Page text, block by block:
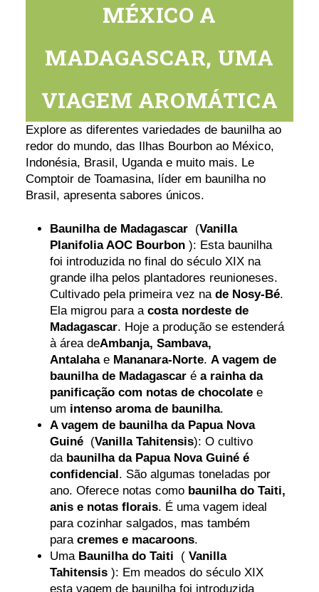
MÉXICO A
MADAGASCAR, UMA
VIAGEM AROMÁTICA
Explore as diferentes variedades de baunilha ao
redor do mundo, das Ilhas Bourbon ao México,
Indonésia, Brasil, Uganda e muito mais. Le
Comptoir de Toamasina, líder em baunilha no
Brasil, apresenta sabores únicos.
Baunilha de Madagascar (Vanilla
Planifolia AOC Bourbon ): Esta baunilha
foi introduzida no final do século XIX na
grande ilha pelos plantadores reunioneses.
Cultivado pela primeira vez nade Nosy-Bé.
Ela migrou para acosta nordeste de
Madagascar. Hoje a produção se estenderá
à área deAmbanja, Sambava,
Antalahae Mananara-Norte.A vagem de
baunilha de Madagascar éa rainha da
panificação com notas de chocolate e
um intenso aroma de baunilha.
A vagem de baunilha da Papua Nova
Guiné (Vanilla Tahitensis): O cultivo
dabaunilha da Papua Nova Guiné é
confidencial. São algumas toneladas por
ano. Oferece notas como baunilha do Taiti,
anis e notas florais. É uma vagem ideal
para cozinhar salgados, mas também
paracremes e macaroons.
Uma Baunilha do Taiti (Vanilla
Tahitensis ): Em meados do século XIX
esta vagem de baunilha foi introduzida